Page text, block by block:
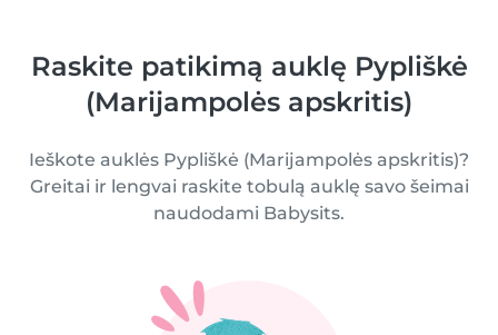
Raskite patikimą auklę Pypliškė
(Marijampolės apskritis)
Ieškote auklės Pypliškė (Marijampolės apskritis)?
Greitai ir lengvai raskite tobulą auklę savo šeimai
naudodami Babysits.